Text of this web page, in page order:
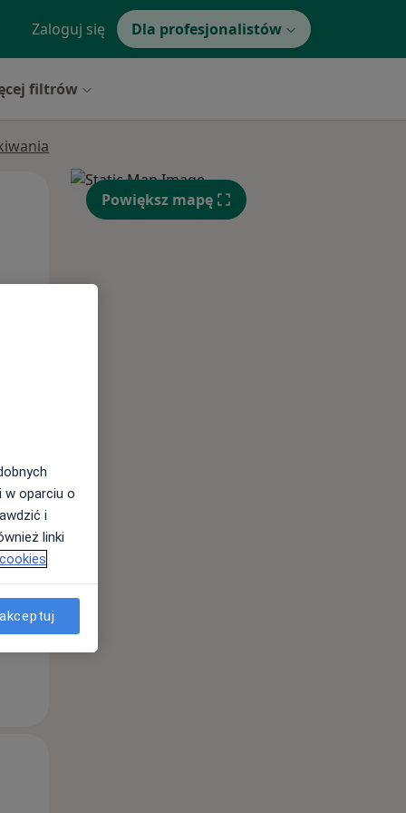
Zaloguj się Dla profesjonalistów
filtrów
Śr, Czw,
Wt,
11 Sie
Powiększ mapę
w oparciu o
i
linki